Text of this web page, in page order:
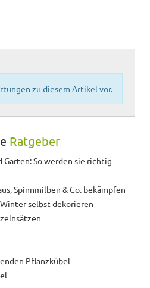
zu diesem Artikel vor.
Ratgeber
So werden sie richtig
Spinnmilben & Co. bekämpfen
selbst dekorieren
Pflanzkübel